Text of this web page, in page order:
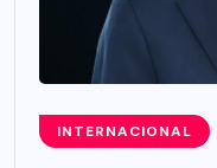
INTERNACIONAL